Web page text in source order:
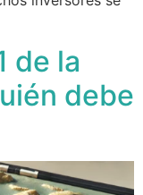
de la
debe